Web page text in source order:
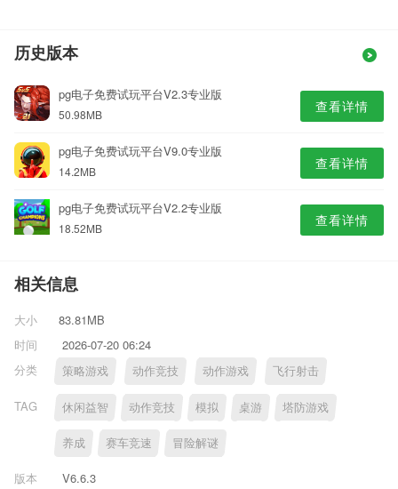
历史版本
pg电子免费试玩平台V2.3专业版
50.98MB 查看详情
pg电子免费试玩平台V9.0专业版
14.2MB 查看详情
pg电子免费试玩平台V2.2专业版
18.52MB 查看详情
相关信息
大小
83.81MB
时间
2026-07-20 06:24
分类
策略游戏 动作竞技 动作游戏 飞行射击
TAG 休闲益智 动作竞技 模拟 桌游 塔防游戏
养成 赛车竞速 冒险解谜
版本
V6.6.3